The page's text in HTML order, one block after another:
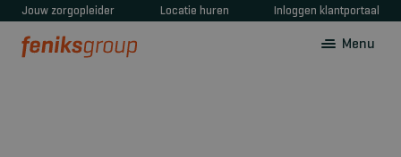
Jouw zorgopleider Locatie huren Inloggen klantportaal
Menu